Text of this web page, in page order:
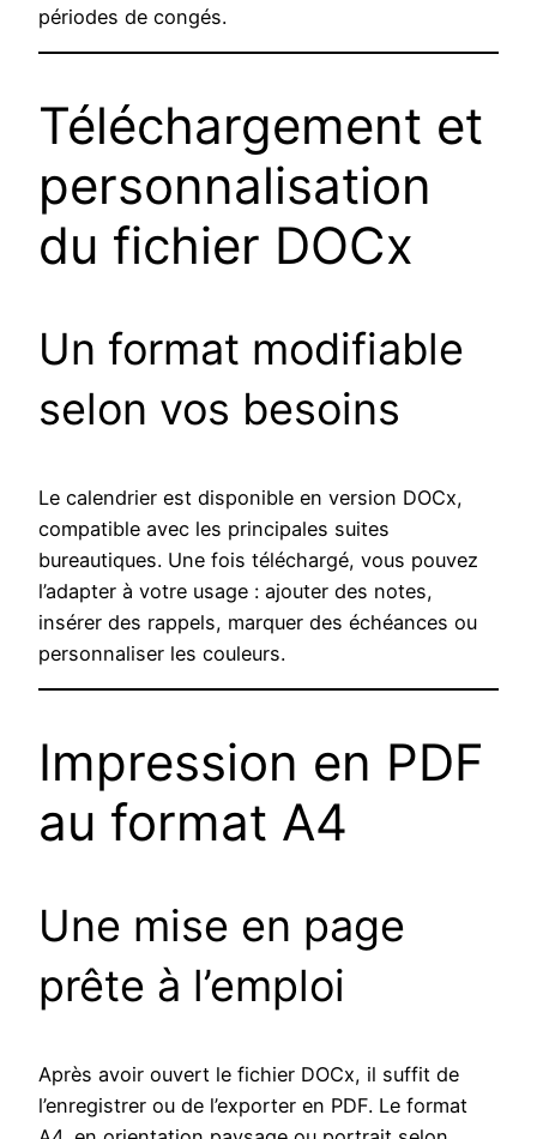
périodes de congés.
Téléchargement et
personnalisation
du fichier DOCx
Un format modifiable
selon vos besoins
Le calendrier est disponible en version DOCx,
compatible avec les principales suites
bureautiques. Une fois téléchargé, vous pouvez
l’adapter à votre usage : ajouter des notes,
insérer des rappels, marquer des échéances ou
personnaliser les couleurs.
Impression en PDF
au format A4
Une mise en page
prête à l’emploi
Après avoir ouvert le fichier DOCx, il suffit de
l’enregistrer ou de l’exporter en PDF. Le format